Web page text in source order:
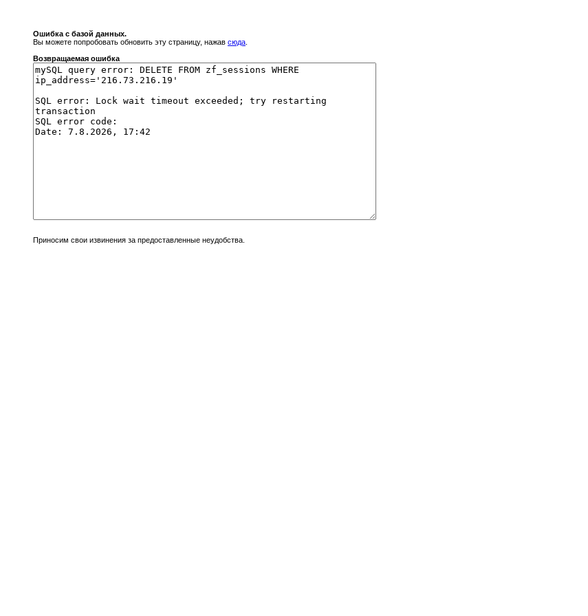
Ошибка с базой данных.
Вы можете попробовать обновить эту страницу, нажав сюда
Возвращаемая ошибка
Приносим свои извинения за предоставленные неудобства.